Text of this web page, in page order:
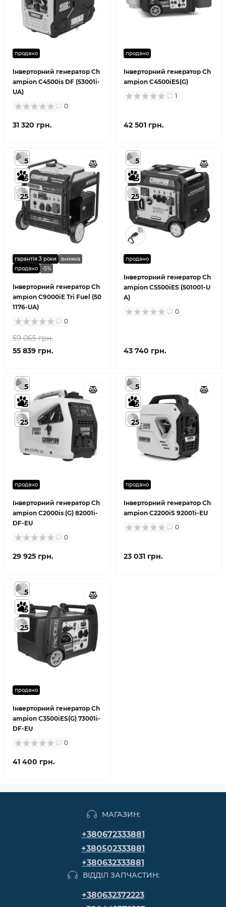
продано
Інверторний генератор Ch
ampion C4500is DF (53001i-
UA)
0
31 320 грн.
продано
Інверторний генератор Ch
ampion C4500iES(G)
1
42 501 грн.
гарантія 3 роки
знижка
продано
-5%
Інверторний генератор Ch
ampion C9000iE Tri Fuel (50
1176-UA)
5
5
25
0
59 065 грн.
55 839 грн.
продано
Інверторний генератор Ch
ampion C5500iES (501001-U
A)
5
5
25
0
43 740 грн.
продано
Інверторний генератор Ch
ampion C2000is (G) 82001i-
DF-EU
5
5
25
0
29 925 грн.
продано
Інверторний генератор Ch
ampion C2200iS 92001i-EU
5
5
25
0
23 031 грн.
продано
Інверторний генератор Ch
ampion C3500iES(G) 73001i-
DF-EU
5
5
25
0
41 400 грн.
МАГАЗИН:
+380672333881
+380502333881
+380632333881
ВІДДІЛ ЗАПЧАСТИН:
+380632372223